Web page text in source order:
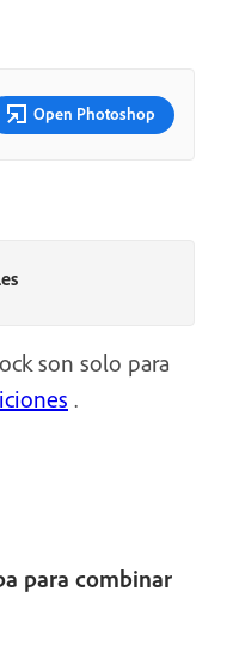
Open Photoshop
son solo para
.
para combinar